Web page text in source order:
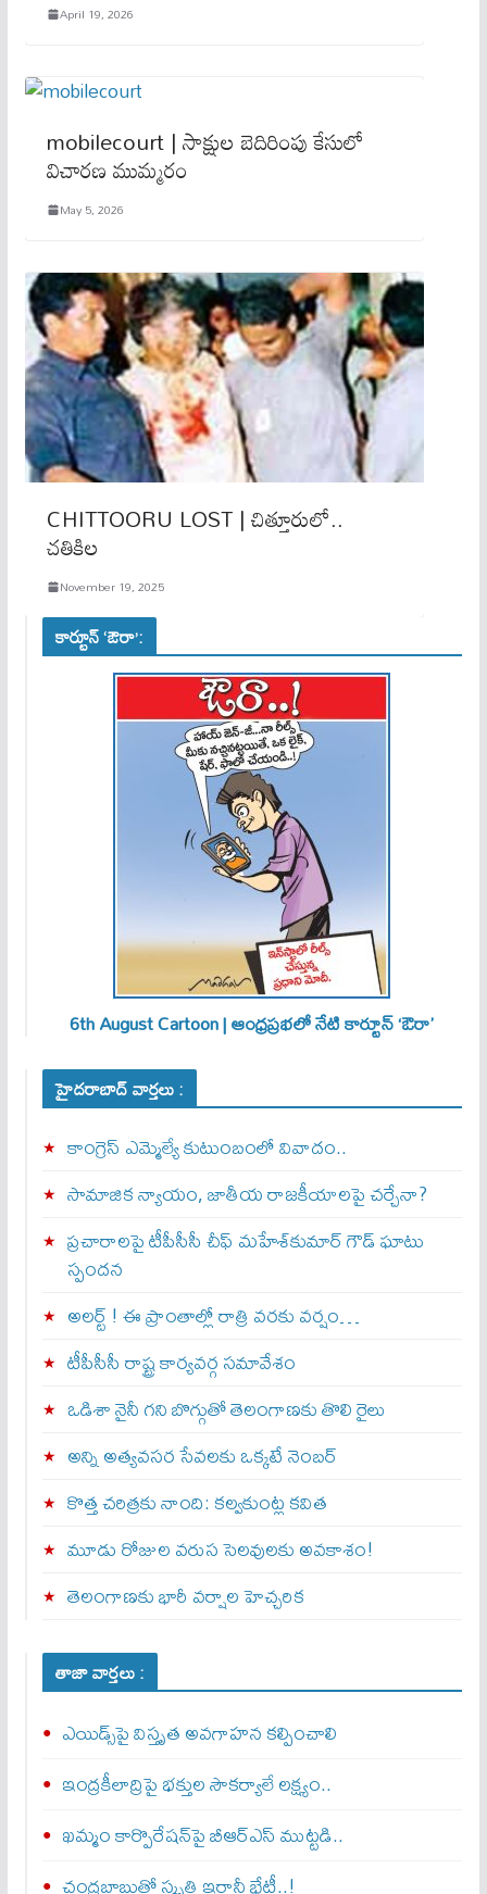
April 19, 2026
mobilecourt | సాక్షుల బెదిరింపు కేసులో
విచారణ ముమ్మరం
May 5, 2026
CHITTOORU LOST | చిత్తూరులో..
చతికిల
November 19, 2025
కార్టూన్ ‘ఔరా’:
6th August Cartoon | ఆంధ్రప్రభలో నేటి కార్టూన్ ‘ఔరా’
హైదరాబాద్ వార్తలు :
కాంగ్రెస్ ఎమ్మెల్యే కుటుంబంలో వివాదం..
సామాజిక న్యాయం, జాతీయ రాజకీయాలపై చర్చేనా?
ప్రచారాలపై టీపీసీసీ చీఫ్ మహేశ్‌కుమార్ గౌడ్ ఘాటు
స్పందన
అల‌ర్ట్ ! ఈ ప్రాంతాల్లో రాత్రి వరకు వర్షం…
టీపీసీసీ రాష్ట్ర కార్యవర్గ సమావేశం
ఒడిశా నైనీ గని బొగ్గుతో తెలంగాణకు తొలి రైలు
అన్ని అత్యవసర సేవలకు ఒక్క‌టే నెంబ‌ర్‌
కొత్త చరిత్రకు నాంది: క‌ల్వ‌కుంట్ల కవిత
మూడు రోజుల వరుస సెలవులకు అవకాశం!
తెలంగాణకు భారీ వర్షాల హెచ్చరిక
తాజా వార్తలు :
ఎయిడ్స్‌పై విస్తృత అవగాహన కల్పించాలి
ఇంద్రకీలాద్రిపై భక్తుల సౌకర్యాలే లక్ష్యం..
ఖమ్మం కార్పొరేషన్‌పై బీఆర్ఎస్ ముట్టడి..
చంద్రబాబుతో స్మృతి ఇరానీ భేటీ..!